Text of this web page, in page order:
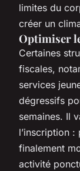
limites du
créer un
Optimiser
Certaines
fiscales,
services
dégressifs
semaines. Il
l’inscription
finalement
activité